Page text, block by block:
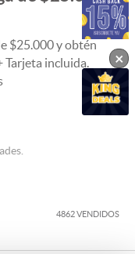
$25.000 y obtén
Tarjeta incluida.
4862 VENDIDOS
×